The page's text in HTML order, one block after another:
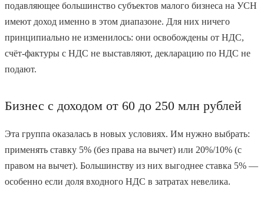
подавляющее большинство субъектов малого бизнеса на УСН
имеют доход именно в этом диапазоне. Для них ничего
принципиально не изменилось: они освобождены от НДС,
счёт-фактуры с НДС не выставляют, декларацию по НДС не
подают.
Бизнес с доходом от 60 до 250 млн рублей
Эта группа оказалась в новых условиях. Им нужно выбрать:
применять ставку 5% (без права на вычет) или 20%/10% (с
правом на вычет). Большинству из них выгоднее ставка 5% —
особенно если доля входного НДС в затратах невелика.